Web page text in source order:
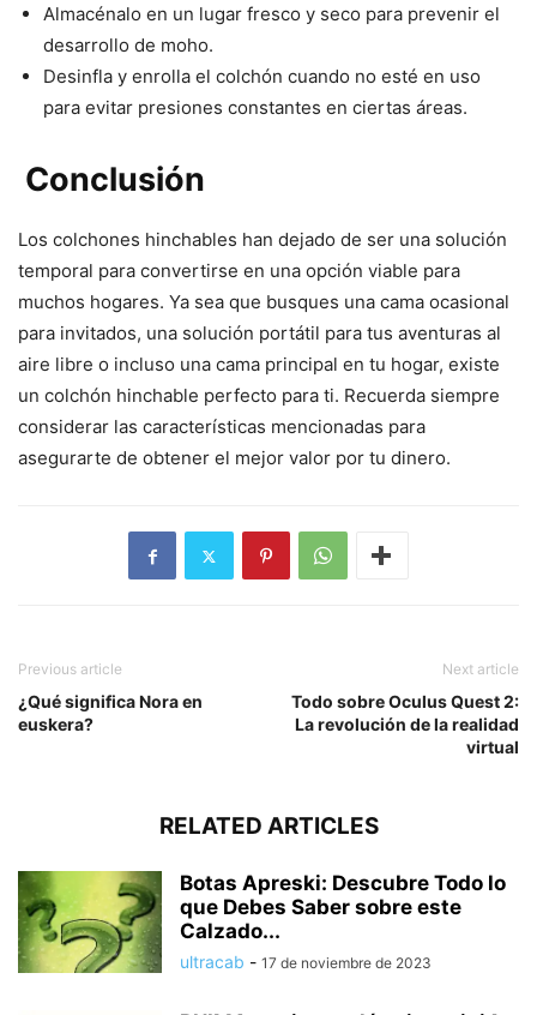
Almacénalo en un lugar fresco y seco para prevenir el
desarrollo de moho.
Desinfla y enrolla el colchón cuando no esté en uso
para evitar presiones constantes en ciertas áreas.
Conclusión
Los colchones hinchables han dejado de ser una solución
temporal para convertirse en una opción viable para
muchos hogares. Ya sea que busques una cama ocasional
para invitados, una solución portátil para tus aventuras al
aire libre o incluso una cama principal en tu hogar, existe
un colchón hinchable perfecto para ti. Recuerda siempre
considerar las características mencionadas para
asegurarte de obtener el mejor valor por tu dinero.
Previous article
¿Qué significa Nora en
euskera?
Next article
Todo sobre Oculus Quest 2:
La revolución de la realidad
virtual
RELATED ARTICLES
Botas Apreski: Descubre Todo lo
que Debes Saber sobre este
Calzado...
ultracab - 17 de noviembre de 2023